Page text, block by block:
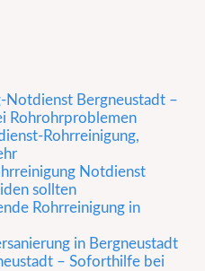
Notdienst Bergneustadt –
Rohrohrproblemen
Rohrreinigung,
Notdienst
sollten
Rohrreinigung in
in Bergneustadt
– Soforthilfe bei